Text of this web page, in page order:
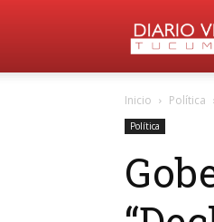
Inicio Política
Política